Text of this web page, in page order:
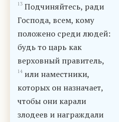
13 Подчиняйтесь, ради
Господа, всем, кому
положено среди людей:
будь то царь как
верховный правитель,
14 или наместники,
которых он назначает,
чтобы они карали
злодеев и награждали